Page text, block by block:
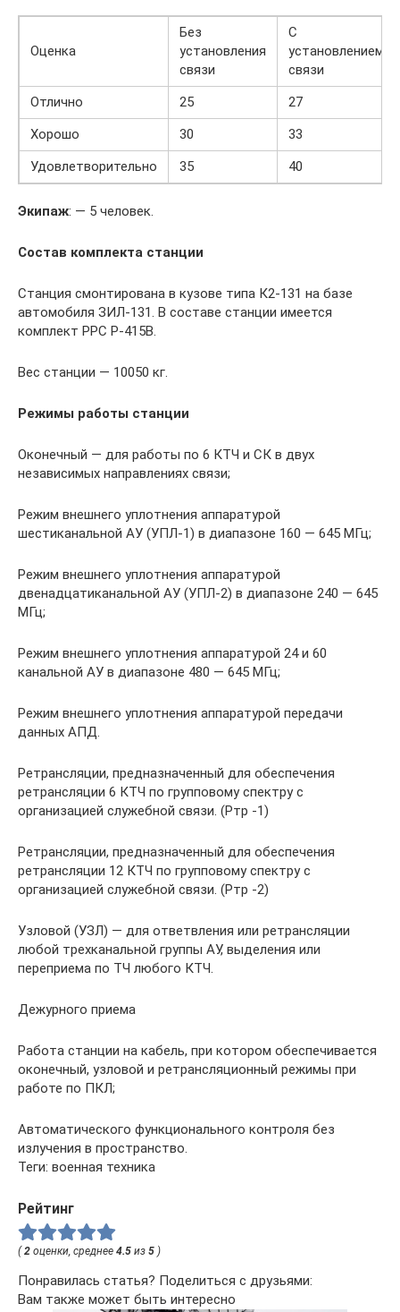
Оценка
Без
установления
связи
С
установлением
связи
Отлично
25
27
Хорошо
30
33
Удовлетворительно
35 40
Экипаж: — 5 человек.
Состав комплекта станции
Станция смонтирована в кузове типа К2-131 на базе
автомобиля ЗИЛ-131. В составе станции имеется
комплект РРС Р-415В.
Вес станции — 10050 кг.
Режимы работы станции
Оконечный — для работы по 6 КТЧ и СК в двух
независимых направлениях связи;
Режим внешнего уплотнения аппаратурой
шестиканальной АУ (УПЛ-1) в диапазоне 160 — 645 МГц;
Режим внешнего уплотнения аппаратурой
двенадцатиканальной АУ (УПЛ-2) в диапазоне 240 — 645
МГц;
Режим внешнего уплотнения аппаратурой 24 и 60
канальной АУ в диапазоне 480 — 645 МГц;
Режим внешнего уплотнения аппаратурой передачи
данных АПД.
Ретрансляции, предназначенный для обеспечения
ретрансляции 6 КТЧ по групповому спектру с
организацией служебной связи. (Ртр -1)
Ретрансляции, предназначенный для обеспечения
ретрансляции 12 КТЧ по групповому спектру с
организацией служебной связи. (Ртр -2)
Узловой (УЗЛ) — для ответвления или ретрансляции
любой трехканальной группы АУ, выделения или
переприема по ТЧ любого КТЧ.
Дежурного приема
Работа станции на кабель, при котором обеспечивается
оконечный, узловой и ретрансляционный режимы при
работе по ПКЛ;
Автоматического функционального контроля без
излучения в пространство.
Теги: военная техника
Рейтинг
( 2 оценки, среднее 4.5 из 5 )
Понравилась статья? Поделиться с друзьями:
Вам также может быть интересно